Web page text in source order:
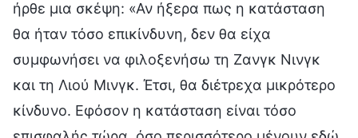
ήρθε μια σκέψη: «Αν ήξερα πως η κατάσταση
θα ήταν τόσο επικίνδυνη, δεν θα είχα
συμφωνήσει να φιλοξενήσω τη Ζανγκ Νινγκ
και τη Λιού Μινγκ. Έτσι, θα διέτρεχα μικρότερο
κίνδυνο. Εφόσον η κατάσταση είναι τόσο